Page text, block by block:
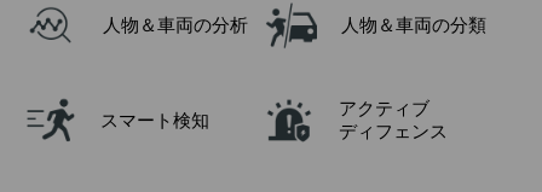
人物＆車両の分析 人物＆車両の分類
スマート検知
アクティブ
ディフェンス